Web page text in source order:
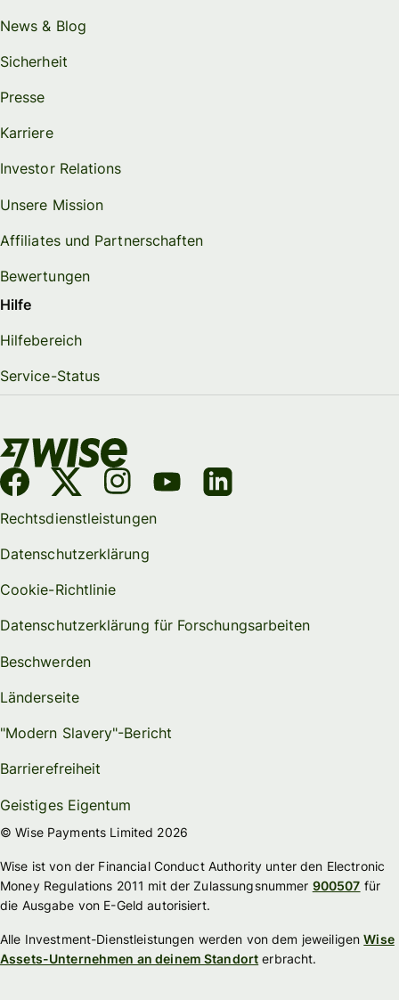
News & Blog
Sicherheit
Presse
Karriere
Investor Relations
Unsere Mission
Affiliates und Partnerschaften
Bewertungen
Hilfe
Hilfebereich
Service-Status
Rechtsdienstleistungen
Datenschutzerklärung
Cookie-Richtlinie
Datenschutzerklärung für Forschungsarbeiten
Beschwerden
Länderseite
"Modern Slavery"-Bericht
Barrierefreiheit
Geistiges Eigentum
© Wise Payments Limited 2026
Wise ist von der Financial Conduct Authority unter den Electronic
Money Regulations 2011 mit der Zulassungsnummer 900507 für
die Ausgabe von E-Geld autorisiert.
Alle Investment-Dienstleistungen werden von dem jeweiligenWise
Assets-Unternehmen an deinem Standort erbracht.